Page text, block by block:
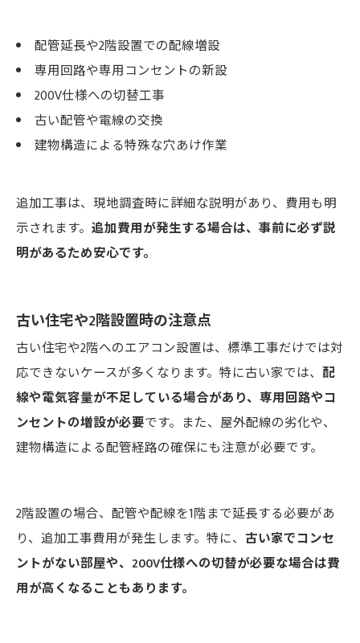
配管延長や2階設置での配線増設
専用回路や専用コンセントの新設
200V仕様への切替工事
古い配管や電線の交換
建物構造による特殊な穴あけ作業
追加工事は、現地調査時に詳細な説明があり、費用も明
示されます。 追加費用が発生する場合は、事前に必ず説
明があるため安心です。
古い住宅や2階設置時の注意点
古い住宅や2階へのエアコン設置は、標準工事だけでは対
応できないケースが多くなります。特に古い家では、 配
線や電気容量が不足している場合があり、専用回路やコ
ンセントの増設が必要です。また、屋外配線の劣化や、
建物構造による配管経路の確保にも注意が必要です。
2階設置の場合、配管や配線を1階まで延長する必要があ
り、追加工事費用が発生します。特に、 古い家でコンセ
ントがない部屋や、200V仕様への切替が必要な場合は費
用が高くなることもあります。